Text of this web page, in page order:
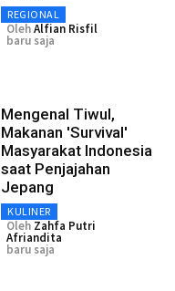
REGIONAL
OlehAlfian Risfil
baru saja
Mengenal Tiwul,
Makanan 'Survival'
Masyarakat Indonesia
saat Penjajahan
Jepang
KULINER
Oleh Zahfa Putri
Afriandita
baru saja